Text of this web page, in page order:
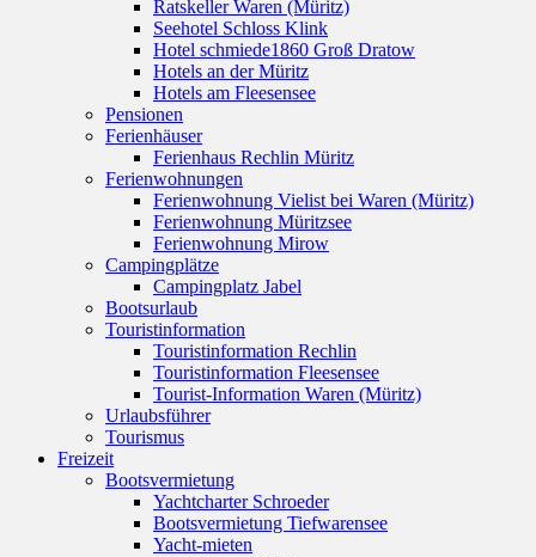
Ratskeller Waren (Müritz)
Seehotel Schloss Klink
Hotel schmiede1860 Groß Dratow
Hotels an der Müritz
Hotels am Fleesensee
Pensionen
Ferienhäuser
Ferienhaus Rechlin Müritz
Ferienwohnungen
Ferienwohnung Vielist bei Waren (Müritz)
Ferienwohnung Müritzsee
Ferienwohnung Mirow
Campingplätze
Campingplatz Jabel
Bootsurlaub
Touristinformation
Touristinformation Rechlin
Touristinformation Fleesensee
Tourist-Information Waren (Müritz)
Urlaubsführer
Tourismus
Freizeit
Bootsvermietung
Yachtcharter Schroeder
Bootsvermietung Tiefwarensee
Yacht-mieten